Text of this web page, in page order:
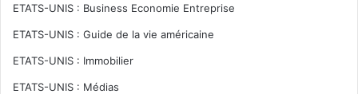
ETATS-UNIS : Business Economie Entreprise
ETATS-UNIS : Guide de la vie américaine
ETATS-UNIS : Immobilier
ETATS-UNIS : Médias